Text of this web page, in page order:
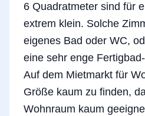
6 Quadratmeter sind für
extrem klein. Solche
eigenes Bad oder WC,
eine sehr enge
Auf dem Mietmarkt für
Größe kaum zu finden,
Wohnraum kaum